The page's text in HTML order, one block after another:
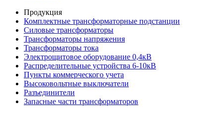
Продукция
Комплектные трансформаторные подстанции
Силовые трансформаторы
Трансформаторы напряжения
Трансформаторы тока
Электрощитовое оборудование 0,4кВ
Распределительные устройства 6-10кВ
Пункты коммерческого учета
Высоковольтные выключатели
Разъединители
Запасные части трансформаторов